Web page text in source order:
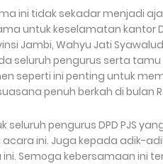
ini tidak sekadar menjadi
untuk keselamatan kantor
Jambi, Wahyu Jati
seluruh pengurus serta
seperti ini penting untuk
penuh berkah di bulan
seluruh pengurus DPD PJS
ini. Juga kepada adik-
Semoga kebersamaan ini